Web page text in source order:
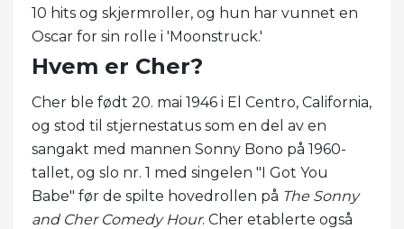
10 hits og skjermroller, og hun har vunnet en
Oscar for sin rolle i 'Moonstruck.'
Hvem er Cher?
Cher ble født 20. mai 1946 i El Centro, California,
og stod til stjernestatus som en del av en
sangakt med mannen Sonny Bono på 1960-
tallet, og slo nr. 1 med singelen "I Got You
Babe" før de spilte hovedrollen på The Sonny
and Cher Comedy Hour. Cher etablerte også